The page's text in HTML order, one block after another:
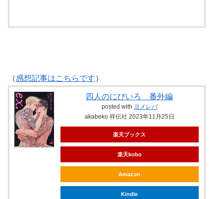
（感想記事はこちらです）
四人のにびいろ 番外編
posted with ヨメレバ
akabeko 祥伝社 2023年11月25日
楽天ブックス
楽天kobo
Amazon
Kindle